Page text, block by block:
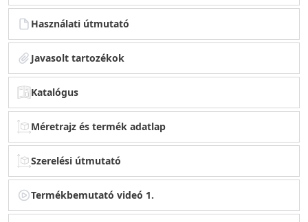
Használati útmutató
Javasolt tartozékok
Katalógus
Méretrajz és termék adatlap
Szerelési útmutató
Termékbemutató videó 1.